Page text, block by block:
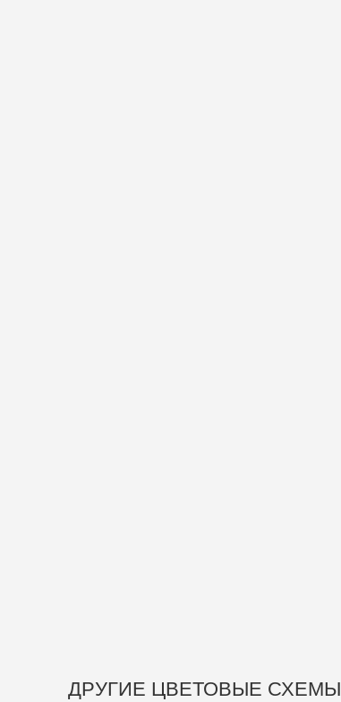
ДРУГИЕ ЦВЕТОВЫЕ СХЕМЫ